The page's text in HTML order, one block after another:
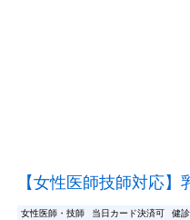
【女性医師技師対応
女性医師・技師 当日カード決済可 健